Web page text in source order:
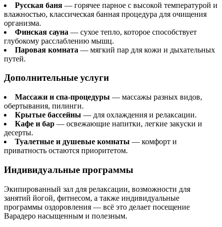
Русская баня — горячее парное с высокой температурой и
влажностью, классическая банная процедура для очищения
организма.
Финская сауна — сухое тепло, которое способствует
глубокому расслаблению мышц.
Паровая комната — мягкий пар для кожи и дыхательных
путей.
Дополнительные услуги
Массажи и спа-процедуры — массажы разных видов,
обертывания, пилинги.
Крытые бассейны — для охлаждения и релаксации.
Кафе и бар — освежающие напитки, легкие закуски и
десерты.
Туалетные и душевые комнаты — комфорт и
приватность остаются приоритетом.
Индивидуальные программы
Экипированный зал для релаксации, возможности для
занятий йогой, фитнесом, а также индивидуальные
программы оздоровления — всё это делает посещение
Варадеро насыщенным и полезным.